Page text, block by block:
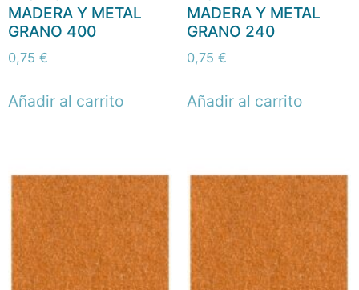
MADERA Y METAL
GRANO 400
0,75 €
Añadir al carrito
MADERA Y METAL
GRANO 240
0,75 €
Añadir al carrito